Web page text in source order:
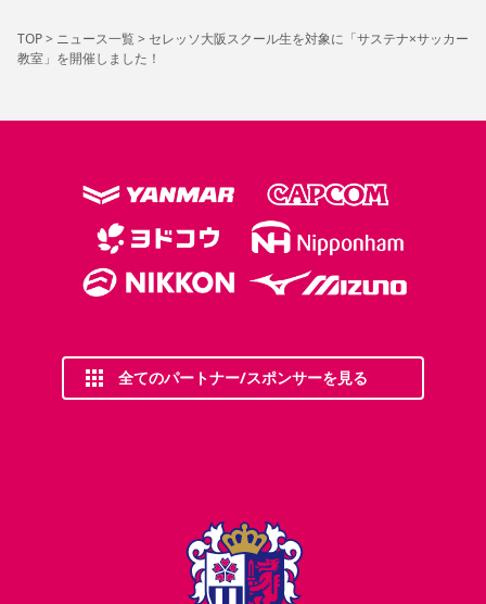
TOP> ニュース一覧> セレッソ大阪スクール生を対象に「サステナ×サッカー
教室」を開催しました！
全てのパートナー/スポンサーを見る